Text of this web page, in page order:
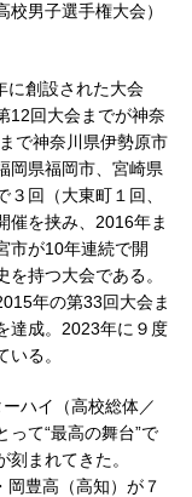
校男子選手権大会）
に創設された大会
12回大会までが神奈
で神奈川県伊勢原市
岡県福岡市、宮崎県
回（大東町１回、
催を挟み、2016年ま
市が10年連続で開
持つ大会である。
年の第33回大会ま
達成。2023年に９度
る。
ハイ（高校総体／
て“最高の舞台”で
まれてきた。
豊高（高知）が７